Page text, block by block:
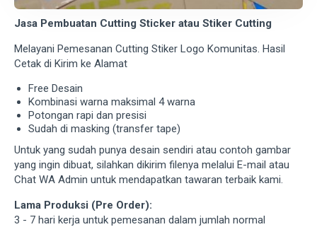
Jasa Pembuatan Cutting Sticker atau Stiker Cutting
Melayani Pemesanan Cutting Stiker Logo Komunitas. Hasil
Cetak di Kirim ke Alamat
Free Desain
Kombinasi warna maksimal 4 warna
Potongan rapi dan presisi
Sudah di masking (transfer tape)
Untuk yang sudah punya desain sendiri atau contoh gambar
yang ingin dibuat, silahkan dikirim filenya melalui E-mail atau
Chat WA Admin untuk mendapatkan tawaran terbaik kami.
Lama Produksi (Pre Order):
3 - 7 hari kerja untuk pemesanan dalam jumlah normal